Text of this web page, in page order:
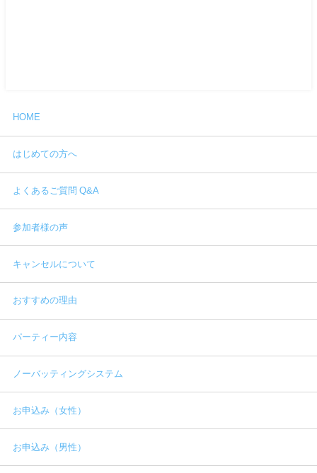
HOME
はじめての方へ
よくあるご質問 Q&A
参加者様の声
キャンセルについて
おすすめの理由
パーティー内容
ノーバッティングシステム
お申込み（女性）
お申込み（男性）